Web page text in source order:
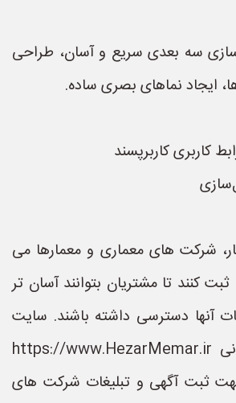
سه بعدی سریع و آسان، طراحی
ایجاد نماهای بصری ساده.
کاربری کاربرپسند
شرکت های معماری و معمارها می
ثبت کنند تا مشتریان بتوانند آسان تر
آنها دسترسی داشته باشند. سایت
هزار معمار به نشانی https://www.HezarMemar.ir
ثبت آگهی و تبلیغات شرکت های